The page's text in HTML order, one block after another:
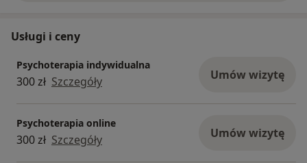
Usługi i ceny
Psychoterapia indywidualna
300 zł Szczegóły Umów wizytę
Psychoterapia online
300 zł Szczegóły Umów wizytę